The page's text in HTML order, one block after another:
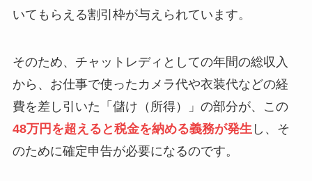
いてもらえる割引枠が与えられています。
そのため、チャットレディとしての年間の総収入
から、お仕事で使ったカメラ代や衣装代などの経
費を差し引いた「儲け（所得）」の部分が、この
48万円を超えると税金を納める義務が発生 し、そ
のために確定申告が必要になるのです。